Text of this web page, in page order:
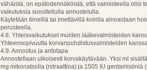
vähäistä, on epätodennäköistä, että valmisteella olisi
vaikutuksia suositellulla annostelulla.
Käytetään tiineillä tai imettävillä koirilla ainoastaan
perusteella.
4.8. Yhteisvaikutukset muiden lääkevalmisteiden
Yhteensopivuutta korvanpuhdistusvalmisteiden
4.9. Annostus ja antotapa
Annostellaan ulkoisesti korvakäytävään. Yksi ml
mg mikonatsolia (nitraattina) ja 1505 IU gentamisiiniä